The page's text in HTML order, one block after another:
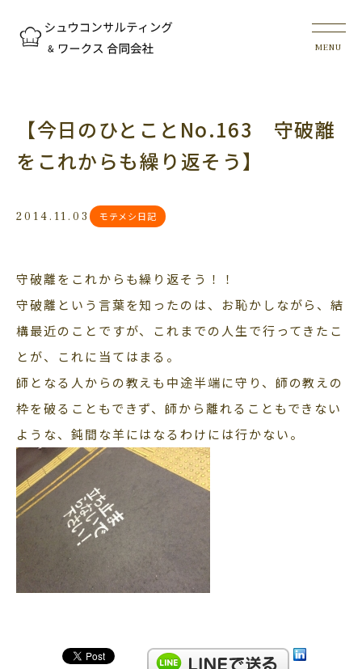
【今日のひとことNo.163 守破離
をこれからも繰り返そう】
2014.11.03 モテメシ日記
守破離をこれからも繰り返そう！！
守破離という言葉を知ったのは、お恥かしながら、結
構最近のことですが、これまでの人生で行ってきたこ
とが、これに当てはまる。
師となる人からの教えも中途半端に守り、師の教えの
枠を破ることもできず、師から離れることもできない
ような、鈍間な羊にはなるわけには行かない。